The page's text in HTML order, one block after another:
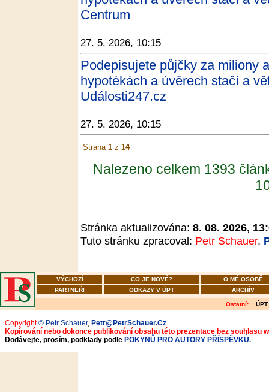
Centrum
27. 5. 2026, 10:15
Podepisujete půjčky za miliony
hypotékách a úvěrech stačí a
Události247.cz
27. 5. 2026, 10:15
Strana 1 z 14
Nalezeno celkem 1393
Stránka aktualizována: 8. 08. 2026,
Tuto stránku zpracoval: Petr Schauer,
VÝCHOZÍ CO JE NOVÉ?
O MÉ OSOBĚ
PARTNEŘI
ODKAZY V ÚPT ARCHÍV
Ostatní: ÚPT
Copyright© Petr Schauer, Petr@PetrSchauer.Cz
Kopírování nebo dokonce publikování obsahu této prezentace bez souhlasu
Dodávejte, prosím, podklady podle POKYNŮ PRO AUTORY PŘÍSPĚVKŮ.